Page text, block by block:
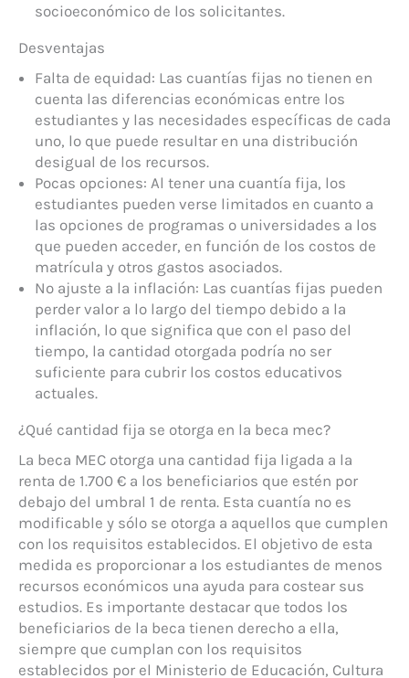
socioeconómico de los solicitantes.
Desventajas
Falta de equidad: Las cuantías fijas no tienen en
cuenta las diferencias económicas entre los
estudiantes y las necesidades específicas de cada
uno, lo que puede resultar en una distribución
desigual de los recursos.
Pocas opciones: Al tener una cuantía fija, los
estudiantes pueden verse limitados en cuanto a
las opciones de programas o universidades a los
que pueden acceder, en función de los costos de
matrícula y otros gastos asociados.
No ajuste a la inflación: Las cuantías fijas pueden
perder valor a lo largo del tiempo debido a la
inflación, lo que significa que con el paso del
tiempo, la cantidad otorgada podría no ser
suficiente para cubrir los costos educativos
actuales.
¿Qué cantidad fija se otorga en la beca mec?
La beca MEC otorga una cantidad fija ligada a la
renta de 1.700 € a los beneficiarios que estén por
debajo del umbral 1 de renta. Esta cuantía no es
modificable y sólo se otorga a aquellos que cumplen
con los requisitos establecidos. El objetivo de esta
medida es proporcionar a los estudiantes de menos
recursos económicos una ayuda para costear sus
estudios. Es importante destacar que todos los
beneficiarios de la beca tienen derecho a ella,
siempre que cumplan con los requisitos
establecidos por el Ministerio de Educación, Cultura